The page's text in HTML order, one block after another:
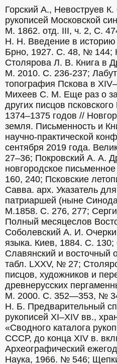
Горский А., Невоструев
рукописей Московской
М. 1862. отд. III, ч. 2, С.
Н. Н. Введение в историю
Брно, 1927. С. 48, № 144;
Столярова Л. В. Книга в
М. 2010. С. 236-237;
топография Пскова в
Михеев С. М. Еще раз о
других писцов
1374–1375 годов //
земля. Письменность и
научно-практической
сентября 2019 года.
27–36; Покровский А. А.
новгородское
160, 240; Псковские
Савва. арх. Указатель
патриаршей (ныне
М.1858. С. 276, 277;
Полный месяцеслов
Соболевский А. И. Очерки
языка. Киев, 1884. С.
Славянский и восточный
табл. LXXV, № 27;
писцов, художников и
древнерусских
М. 2000. С. 352—353, №
Н. Б. Предварительный
рукописей XI–XIV вв.,
«Сводного каталога
СССР, до конца XIV в.
Археографический
Наука, 1966. № 546;